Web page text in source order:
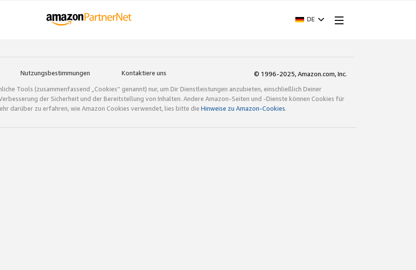
DE
Nutzungsbestimmungen Kontaktiere uns
© 1996-2025, Amazon.com, Inc.
Tools (zusammenfassend „Cookies“ genannt) nur, um Dir Dienstleistungen anzubieten, einschließlich Deiner
der Sicherheit und der Bereitstellung von Inhalten. Andere Amazon-Seiten und -Dienste können Cookies für
darüber zu erfahren, wie Amazon Cookies verwendet, lies bitte die Hinweise zu Amazon-Cookies.